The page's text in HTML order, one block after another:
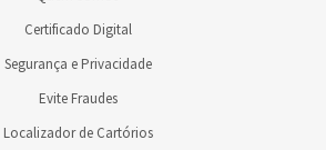
Certificado Digital
Segurança e Privacidade
Evite Fraudes
Localizador de Cartórios